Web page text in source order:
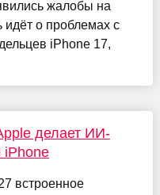
жалобы на
идёт о проблемах с
iPhone 17,
делает ИИ-
iPhone
встроенное